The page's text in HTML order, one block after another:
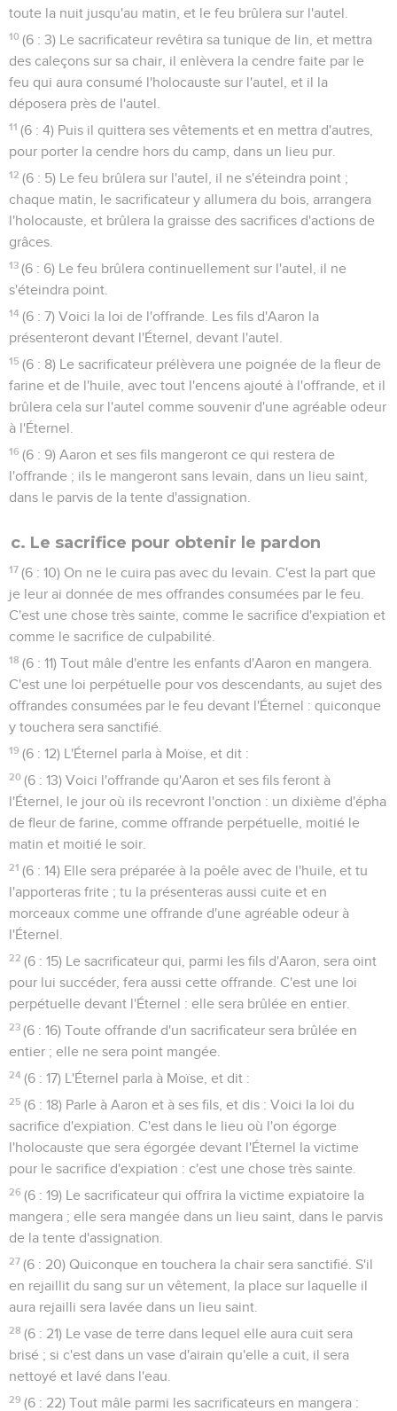
toute la nuit jusqu'au matin, et le feu brûlera sur l'autel.
10 (6 : 3) Le sacrificateur revêtira sa tunique de lin, et mettra
des caleçons sur sa chair, il enlèvera la cendre faite par le
feu qui aura consumé l'holocauste sur l'autel, et il la
déposera près de l'autel.
11 (6 : 4) Puis il quittera ses vêtements et en mettra d'autres,
pour porter la cendre hors du camp, dans un lieu pur.
12 (6 : 5) Le feu brûlera sur l'autel, il ne s'éteindra point ;
chaque matin, le sacrificateur y allumera du bois, arrangera
l'holocauste, et brûlera la graisse des sacrifices d'actions de
grâces.
13 (6 : 6) Le feu brûlera continuellement sur l'autel, il ne
s'éteindra point.
14 (6 : 7) Voici la loi de l'offrande. Les fils d'Aaron la
présenteront devant l'Éternel, devant l'autel.
15 (6 : 8) Le sacrificateur prélèvera une poignée de la fleur de
farine et de l'huile, avec tout l'encens ajouté à l'offrande, et il
brûlera cela sur l'autel comme souvenir d'une agréable odeur
à l'Éternel.
16 (6 : 9) Aaron et ses fils mangeront ce qui restera de
l'offrande ; ils le mangeront sans levain, dans un lieu saint,
dans le parvis de la tente d'assignation.
c. Le sacrifice pour obtenir le pardon
17 (6 : 10) On ne le cuira pas avec du levain. C'est la part que
je leur ai donnée de mes offrandes consumées par le feu.
C'est une chose très sainte, comme le sacrifice d'expiation et
comme le sacrifice de culpabilité.
18 (6 : 11) Tout mâle d'entre les enfants d'Aaron en mangera.
C'est une loi perpétuelle pour vos descendants, au sujet des
offrandes consumées par le feu devant l'Éternel : quiconque
y touchera sera sanctifié.
19 (6 : 12) L'Éternel parla à Moïse, et dit :
20 (6 : 13) Voici l'offrande qu'Aaron et ses fils feront à
l'Éternel, le jour où ils recevront l'onction : un dixième d'épha
de fleur de farine, comme offrande perpétuelle, moitié le
matin et moitié le soir.
21 (6 : 14) Elle sera préparée à la poêle avec de l'huile, et tu
l'apporteras frite ; tu la présenteras aussi cuite et en
morceaux comme une offrande d'une agréable odeur à
l'Éternel.
22 (6 : 15) Le sacrificateur qui, parmi les fils d'Aaron, sera oint
pour lui succéder, fera aussi cette offrande. C'est une loi
perpétuelle devant l'Éternel : elle sera brûlée en entier.
23 (6 : 16) Toute offrande d'un sacrificateur sera brûlée en
entier ; elle ne sera point mangée.
24 (6 : 17) L'Éternel parla à Moïse, et dit :
25 (6 : 18) Parle à Aaron et à ses fils, et dis : Voici la loi du
sacrifice d'expiation. C'est dans le lieu où l'on égorge
l'holocauste que sera égorgée devant l'Éternel la victime
pour le sacrifice d'expiation : c'est une chose très sainte.
26 (6 : 19) Le sacrificateur qui offrira la victime expiatoire la
mangera ; elle sera mangée dans un lieu saint, dans le parvis
de la tente d'assignation.
27 (6 : 20) Quiconque en touchera la chair sera sanctifié. S'il
en rejaillit du sang sur un vêtement, la place sur laquelle il
aura rejailli sera lavée dans un lieu saint.
28 (6 : 21) Le vase de terre dans lequel elle aura cuit sera
brisé ; si c'est dans un vase d'airain qu'elle a cuit, il sera
nettoyé et lavé dans l'eau.
29 (6 : 22) Tout mâle parmi les sacrificateurs en mangera :